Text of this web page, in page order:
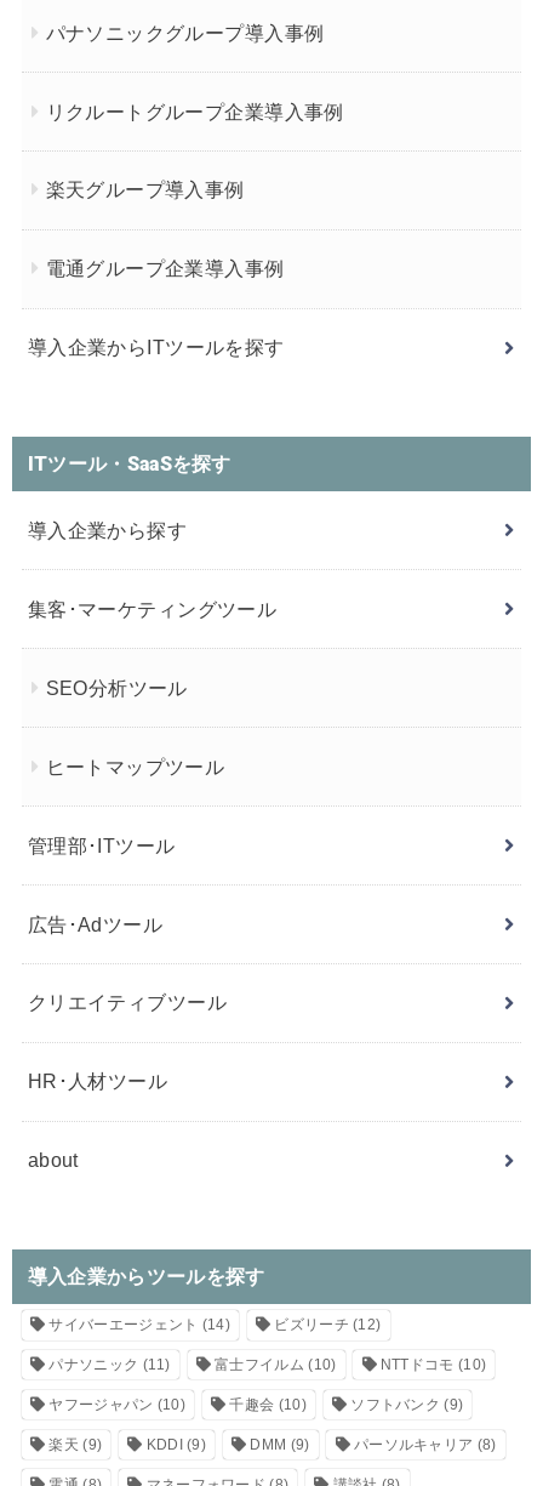
パナソニックグループ導入事例
リクルートグループ企業導入事例
楽天グループ導入事例
電通グループ企業導入事例
導入企業からITツールを探す
ITツール・SaaSを探す
導入企業から探す
集客･マーケティングツール
SEO分析ツール
ヒートマップツール
管理部･ITツール
広告･Adツール
クリエイティブツール
HR･人材ツール
about
導入企業からツールを探す
サイバーエージェント (14) ビズリーチ (12)
パナソニック (11) 富士フイルム (10) NTTドコモ (10)
ヤフージャパン (10) 千趣会 (10) ソフトバンク (9)
楽天 (9) KDDI(9) DMM (9) パーソルキャリア (8)